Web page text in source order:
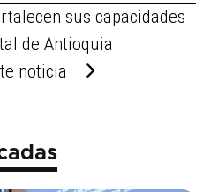
sus capacidades
de Antioquia
noticia